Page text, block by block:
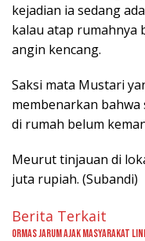
kejadian ia sedang
kalau atap rumahnya
angin kencang.
Saksi mata Mustari
membenarkan bahwa
di rumah belum
Meurut tinjauan di
juta rupiah. (Subandi)
Berita Terkait
Ormas Jarum Ajak Masyarakat